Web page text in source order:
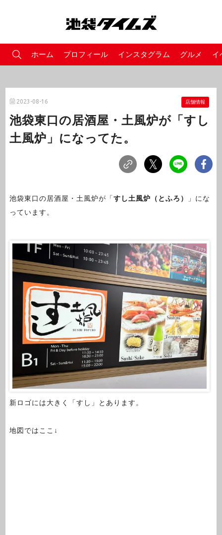
ホーム プロフィール インスタグラム グルメ イ
2023-08-16 店舗情報
池袋東口の居酒屋・土風炉が「すし
土風炉」になってた。
池袋東口の居酒屋・土風炉が「すし土風炉（とふろ）
」にな
っています。
新ロゴには大きく「すし」とあります。
地図ではここ↓